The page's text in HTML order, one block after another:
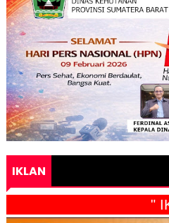
IKLAN
" IKLAN "